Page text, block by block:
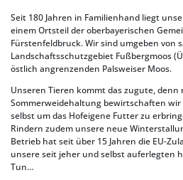
Seit 180 Jahren in Familienhand liegt
einem Ortsteil der oberbayerischen
Fürstenfeldbruck. Wir sind umgeben von
Landschaftsschutzgebiet Fußbergmoos
östlich angrenzenden Palsweiser Moos.
Unseren Tieren kommt das zugute, denn
Sommerweidehaltung bewirtschaften wir
selbst um das Hofeigene Futter zu
Rindern zudem unsere neue
Betrieb hat seit über 15 Jahren die EU-
unsere seit jeher und selbst auferlegten
Tun…